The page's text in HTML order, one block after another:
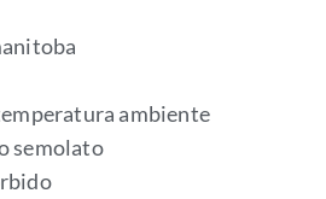
ambiente
semolato